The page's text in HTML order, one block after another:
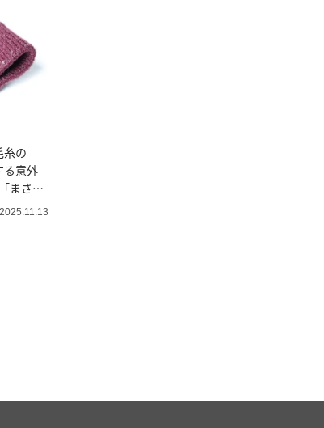
糸の
る意外
まさか
2025.11.13